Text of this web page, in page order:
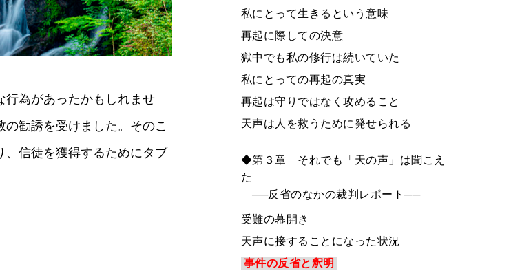
行為があったかもしれませ
勧誘を受けました。そのこ
、信徒を獲得するためにタブ
私にとって生きるという意味
再起に際しての決意
獄中でも私の修行は続いていた
私にとっての再起の真実
再起は守りではなく攻めること
天声は人を救うために発せられる
◆第３章 それでも「天の声」は聞こえ
た
──反省のなかの裁判レポート──
受難の幕開き
天声に接することになった状況
事件の反省と釈明